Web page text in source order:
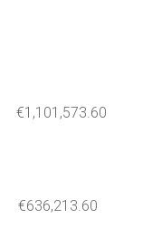
€1,101,573.60
€636,213.60